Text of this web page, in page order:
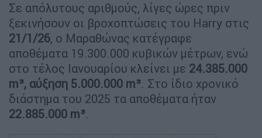
Σε απόλυτους αριθμούς, λίγες ώρες πριν
ξεκινήσουν οι βροχοπτώσεις του Harry στις
21/1/26, ο Μαραθώνας κατέγραφε
αποθέματα 19.300.000 κυβικών μέτρων, ενώ
στο τέλος Ιανουαρίου κλείνει με 24.385.000
m³, αύξηση 5.000.000 m³. Στο ίδιο χρονικό
διάστημα του 2025 τα αποθέματα ήταν
22.885.000 m³.